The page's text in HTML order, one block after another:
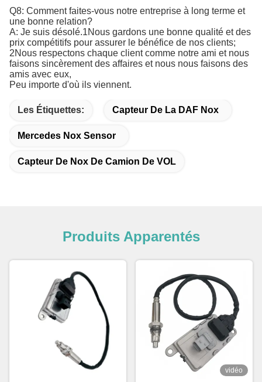
Q8: Comment faites-vous notre entreprise à long terme et
une bonne relation?
A: Je suis désolé.1Nous gardons une bonne qualité et des
prix compétitifs pour assurer le bénéfice de nos clients;
2Nous respectons chaque client comme notre ami et nous
faisons sincèrement des affaires et nous nous faisons des
amis avec eux,
Peu importe d'où ils viennent.
Les Étiquettes: Capteur De La DAF Nox
Mercedes Nox Sensor
Capteur De Nox De Camion De VOL
Produits Apparentés
vidéo